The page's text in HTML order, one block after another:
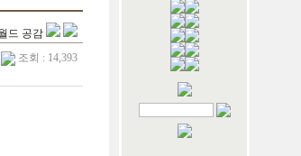
조회 : 14,393